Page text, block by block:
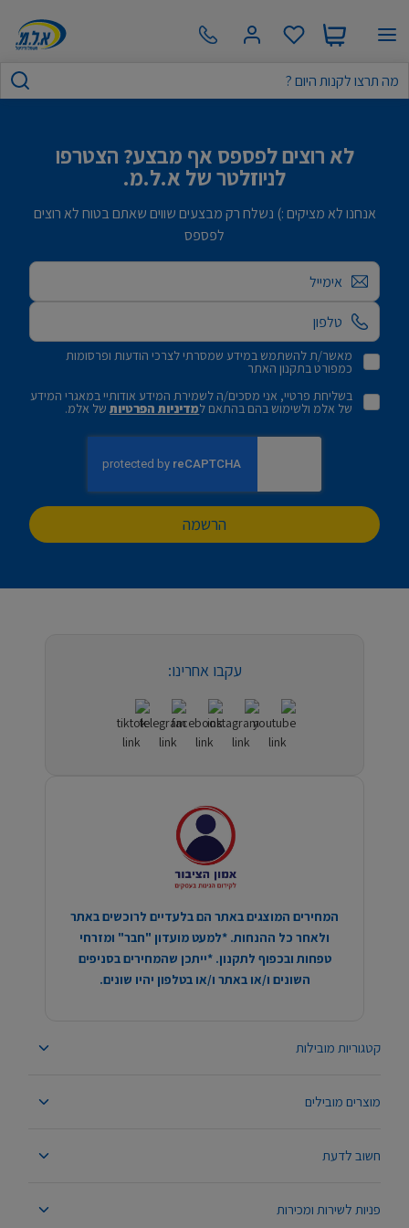
לא רוצים לפספס אף מבצע? הצטרפו
לניוזלטר של א.ל.מ.
אנחנו לא מציקים :) נשלח רק מבצעים שווים שאתם בטוח לא רוצים
לפספס
אימייל
מאשר/ת להשתמש במידע שמסרתי לצרכי הודעות ופרסומות
כמפורט בתקנון האתר
בשליחת פרטיי, אני מסכים/ה לשמירת המידע אודותיי במאגרי המידע
של אלמ ולשימוש בהם בהתאם למדיניות הפרטיותשל אלמ.
הרשמה
קטגוריות מובילות
מוצרים מובילים
חשוב לדעת
פניות לשירות ומכירות
עקבו אחרינו:
המחירים המוצגים באתר הם בלעדיים לרוכשים באתר
ולאחר כל ההנחות. *למעט מועדון "חבר" ומזרחי
טפחות ובכפוף לתקנון. *ייתכן שהמחירים בסניפים
השונים ו/או באתר ו/או בטלפון יהיו שונים.